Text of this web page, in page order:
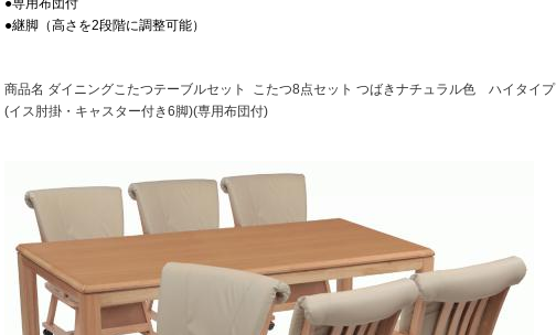
●専用布団付
●継脚（高さを2段階に調整可能）
商品名 ダイニングこたつテーブルセット こたつ8点セット つばきナチュラル色 ハイタイプ
(イス肘掛・キャスター付き6脚)(専用布団付)